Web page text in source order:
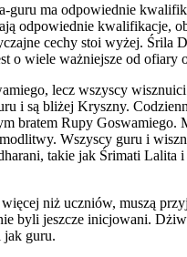
ma odpowiednie
odpowiednie kwalifikacje,
cechy stoi wyżej. Śrila
o wiele ważniejsze od
lecz wszyscy
i są bliżej Kryszny.
bratem Rupy
Wszyscy guru i
takie jak Śrimati
niż uczniów, muszą
byli jeszcze inicjowani.
jak guru.